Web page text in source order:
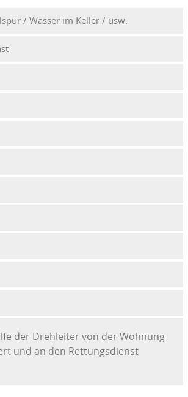
/ Wasser im Keller / usw.
der Drehleiter von der Wohnung
und an den Rettungsdienst